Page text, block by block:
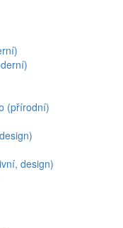
(přírodní)
design)